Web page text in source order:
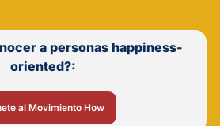
a personas happiness-
oriented?:
al Movimiento How